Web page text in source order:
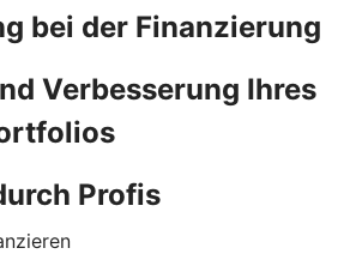
bei der Finanzierung
Verbesserung Ihres
Profis